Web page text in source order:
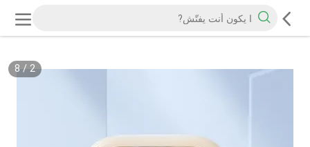
2
/
8